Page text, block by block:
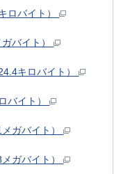
ロバイト）
ガバイト）
キロバイト）
バイト）
メガバイト）
メガバイト）